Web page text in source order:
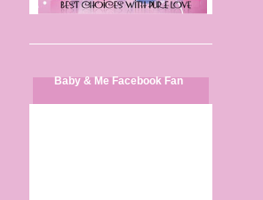
Baby & Me Facebook Fan